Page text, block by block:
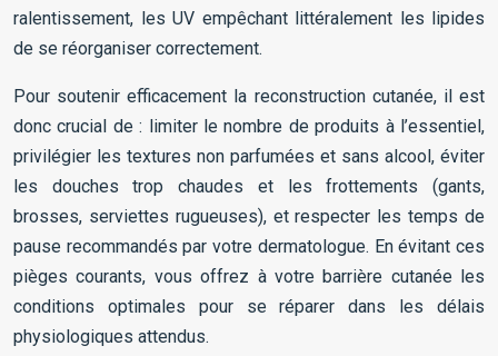
ralentissement, les UV empêchant littéralement les lipides
de se réorganiser correctement.
Pour soutenir efficacement la reconstruction cutanée, il est
donc crucial de : limiter le nombre de produits à l’essentiel,
privilégier les textures non parfumées et sans alcool, éviter
les douches trop chaudes et les frottements (gants,
brosses, serviettes rugueuses), et respecter les temps de
pause recommandés par votre dermatologue. En évitant ces
pièges courants, vous offrez à votre barrière cutanée les
conditions optimales pour se réparer dans les délais
physiologiques attendus.